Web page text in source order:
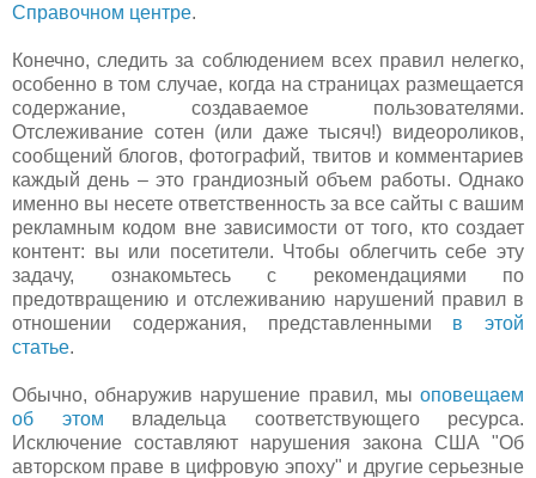
Справочном центре.
Конечно, следить за соблюдением всех правил нелегко,
особенно в том случае, когда на страницах размещается
содержание, создаваемое пользователями.
Отслеживание сотен (или даже тысяч!) видеороликов,
сообщений блогов, фотографий, твитов и комментариев
каждый день – это грандиозный объем работы. Однако
именно вы несете ответственность за все сайты с вашим
рекламным кодом вне зависимости от того, кто создает
контент: вы или посетители. Чтобы облегчить себе эту
задачу, ознакомьтесь с рекомендациями по
предотвращению и отслеживанию нарушений правил в
отношении содержания, представленными в этой
статье.
Обычно, обнаружив нарушение правил, мы оповещаем
об этом владельца соответствующего ресурса.
Исключение составляют нарушения закона США "Об
авторском праве в цифровую эпоху" и другие серьезные